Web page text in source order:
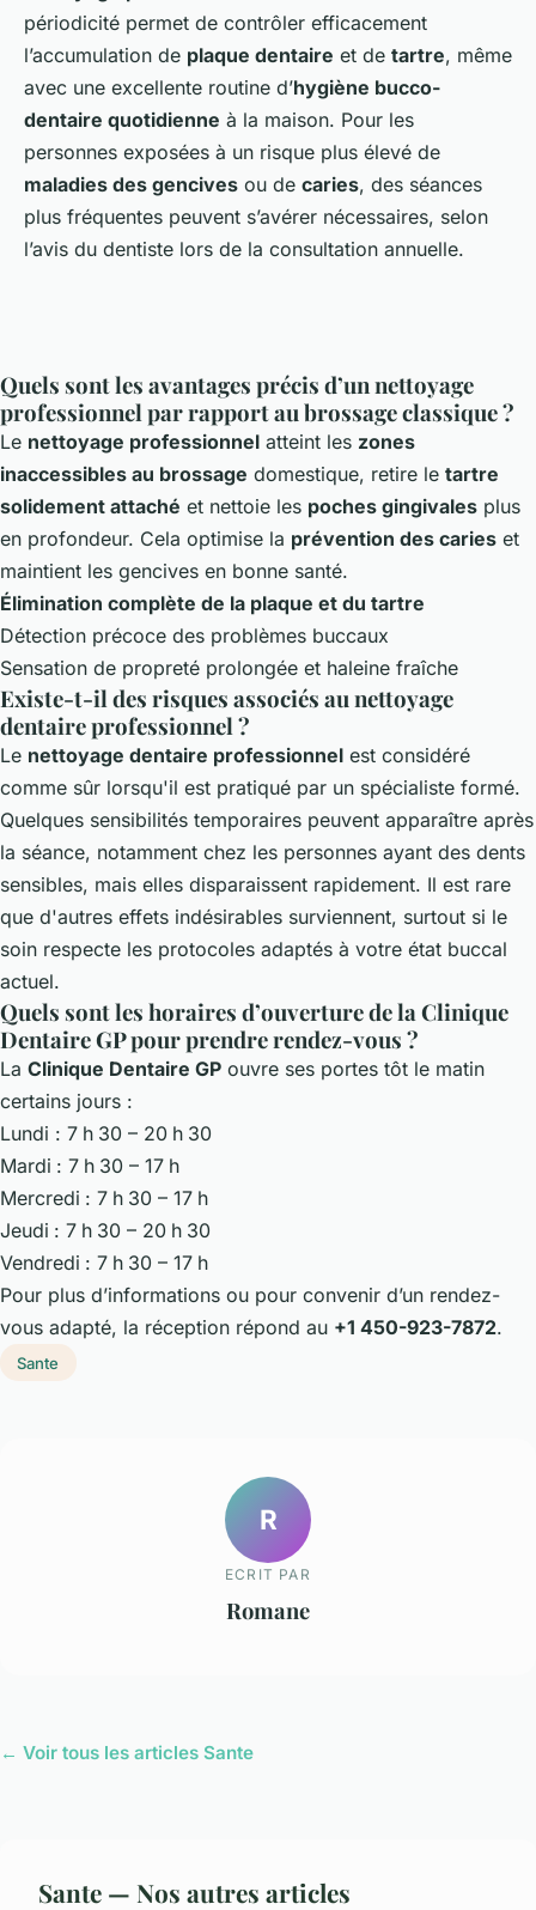
périodicité permet de contrôler efficacement
l’accumulation de plaque dentaire et de tartre, même
avec une excellente routine d’hygiène bucco-
dentaire quotidienne à la maison. Pour les
personnes exposées à un risque plus élevé de
maladies des gencives ou de caries, des séances
plus fréquentes peuvent s’avérer nécessaires, selon
l’avis du dentiste lors de la consultation annuelle.
Quels sont les avantages précis d’un nettoyage
professionnel par rapport au brossage classique ?
Le nettoyage professionnel atteint les zones
inaccessibles au brossage domestique, retire le tartre
solidement attaché et nettoie les poches gingivales plus
en profondeur. Cela optimise la prévention des caries et
maintient les gencives en bonne santé.
Élimination complète de la plaque et du tartre
Détection précoce des problèmes buccaux
Sensation de propreté prolongée et haleine fraîche
Existe-t-il des risques associés au nettoyage
dentaire professionnel ?
Le nettoyage dentaire professionnel est considéré
comme sûr lorsqu'il est pratiqué par un spécialiste formé.
Quelques sensibilités temporaires peuvent apparaître après
la séance, notamment chez les personnes ayant des dents
sensibles, mais elles disparaissent rapidement. Il est rare
que d'autres effets indésirables surviennent, surtout si le
soin respecte les protocoles adaptés à votre état buccal
actuel.
Quels sont les horaires d’ouverture de la Clinique
Dentaire GP pour prendre rendez-vous ?
La Clinique Dentaire GP ouvre ses portes tôt le matin
certains jours :
Lundi : 7 h 30 – 20 h 30
Mardi : 7 h 30 – 17 h
Mercredi : 7 h 30 – 17 h
Jeudi : 7 h 30 – 20 h 30
Vendredi : 7 h 30 – 17 h
Pour plus d’informations ou pour convenir d’un rendez-
vous adapté, la réception répond au +1 450-923-7872.
Sante
R
ECRIT PAR
Romane
← Voir tous les articles Sante
Sante — Nos autres articles